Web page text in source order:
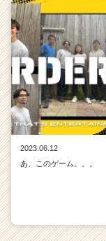
2023.06.12
あ、このゲーム。。。